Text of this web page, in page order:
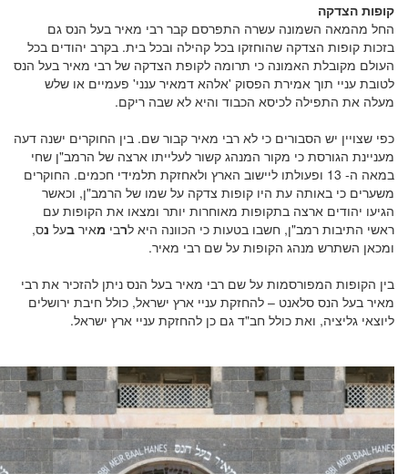
קופות הצדקה
החל מהמאה השמונה עשרה התפרסם קבר רבי מאיר בעל הנס גם
בזכות קופות הצדקה שהוחזקו בכל קהילה ובכל בית. בקרב יהודים בכל
העולם מקובלת האמונה כי תרומה לקופת הצדקה של רבי מאיר בעל הנס
לטובת עניי תוך אמירת הפסוק 'אלהא דמאיר ענני' פעמיים או שלש
מעלה את התפילה לכיסא הכבוד והיא לא שבה ריקם.
כפי שצויין יש הסבורים כי לא רבי מאיר קבור שם. בין החוקרים ישנה דעה
מעניינת הגורסת כי מקור המנהג קשור לעלייתו ארצה של הרמב"ן שחי
במאה ה- 13 ופעולתו ליישוב הארץ ולאחזקת תלמידי חכמים. החוקרים
משערים כי באותה עת היו קופות צדקה על שמו של הרמב"ן, וכאשר
הגיעו יהודים ארצה בתקופות מאוחרות יותר ומצאו את הקופות עם
ראשי התיבות רמב"ן, חשבו בטעות כי הכוונה היא לרבי מאיר בעל נס,
ומכאן השתרש מנהג הקופות על שם רבי מאיר.
בין הקופות המפורסמות על שם רבי מאיר בעל הנס ניתן להזכיר את רבי
מאיר בעל הנס סלאנט – להחזקת עניי ארץ ישראל, כולל חיבת ירושלים
ליוצאי גליציה, ואת כולל חב"ד גם כן להחזקת עניי ארץ ישראל.